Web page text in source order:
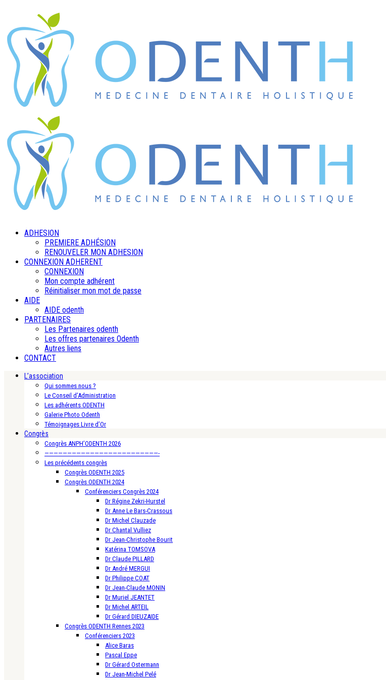
ADHESION
PREMIERE ADHÉSION
RENOUVELER MON ADHESION
CONNEXION ADHERENT
CONNEXION
Mon compte adhérent
Réinitialiser mon mot de passe
AIDE
AIDE odenth
PARTENAIRES
Les Partenaires odenth
Les offres partenaires Odenth
Autres liens
CONTACT
L’association
Qui sommes nous ?
Le Conseil d’Administration
Les adhérents ODENTH
Galerie Photo Odenth
Témoignages Livre d’Or
Congrès
Congrès ANPH’ODENTH 2026
—————————————————————————-
Les précédents congrès
Congrès ODENTH 2025
Congrès ODENTH 2024
Conférenciers Congrès 2024
Dr Régine Zekri-Hurstel
Dr Anne Le Bars-Crassous
Dr Michel Clauzade
Dr Chantal Vulliez
Dr Jean-Christophe Bourit
Katérina TOMSOVA
Dr Claude PILLARD
Dr André MERGUI
Dr Philippe COAT
Dr Jean-Claude MONIN
Dr Muriel JEANTET
Dr Michel ARTEIL
Dr Gérard DIEUZAIDE
Congrès ODENTH Rennes 2023
Conférenciers 2023
Alice Baras
Pascal Eppe
Dr Gérard Ostermann
Dr Jean-Michel Pelé